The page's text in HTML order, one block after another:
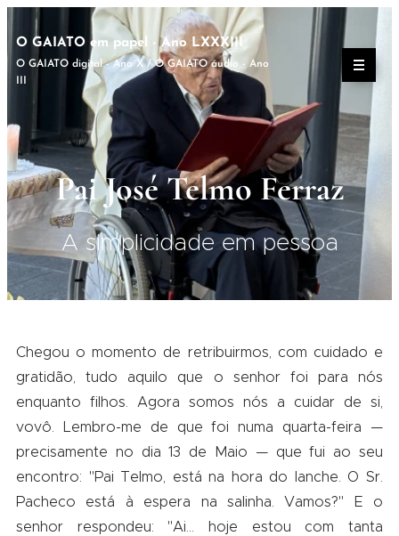
O GAIATO em papel - Ano LXXXIII
O GAIATO digital - Ano X / O GAIATO áudio - Ano
Pai José Telmo Ferraz
A simplicidade em pessoa
Chegou o momento de retribuirmos, com cuidado e
gratidão, tudo aquilo que o senhor foi para nós
enquanto filhos. Agora somos nós a cuidar de si,
vovô. Lembro-me de que foi numa quarta-feira —
precisamente no dia 13 de Maio — que fui ao seu
encontro: "Pai Telmo, está na hora do lanche. O Sr.
Pacheco está à espera na salinha. Vamos?" E o
senhor respondeu: "Ai… hoje estou com tanta